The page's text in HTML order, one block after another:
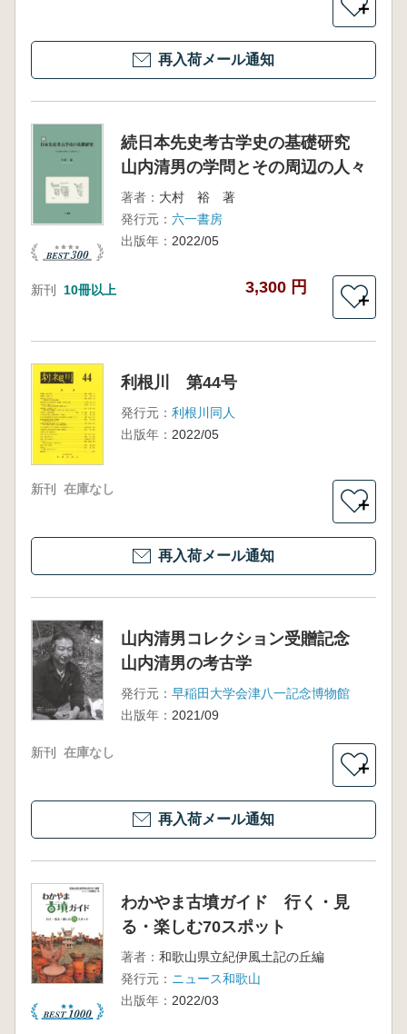
＋
再入荷メール通知
続日本先史考古学史の基礎研究
山内清男の学問とその周辺の人々
著者： 大村 裕 著
発行元： 六一書房
出版年： 2022/05
新刊 10冊以上 3,300 円
＋
利根川 第44号
発行元： 利根川同人
出版年： 2022/05
新刊 在庫なし
＋
再入荷メール通知
山内清男コレクション受贈記念
山内清男の考古学
発行元： 早稲田大学会津八一記念博物館
出版年： 2021/09
新刊 在庫なし
＋
再入荷メール通知
わかやま古墳ガイド 行く・見
る・楽しむ70スポット
著者： 和歌山県立紀伊風土記の丘編
発行元： ニュース和歌山
出版年： 2022/03